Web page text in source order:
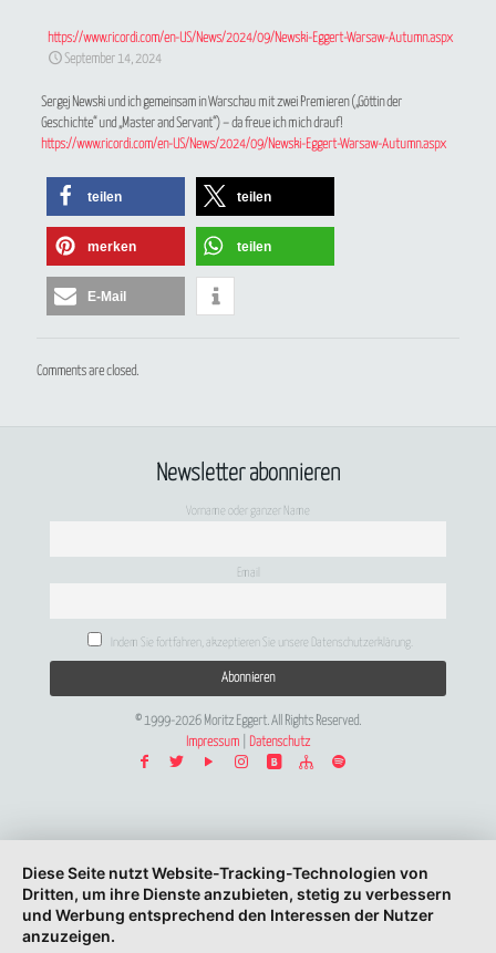
https://www.ricordi.com/en-US/News/2024/09/Newski-Eggert-Warsaw-Autumn.aspx
September 14, 2024
Sergej Newskiund ich gemeinsam in Warschau mit zwei Premieren („Göttin der
Geschichte“ und „Master and Servant“) – da freue ich mich drauf!
https://www.ricordi.com/en-US/News/2024/09/Newski-Eggert-Warsaw-Autumn.aspx
teilen teilen
merken teilen
E-Mail
Comments are closed.
Newsletter abonnieren
Vorname oder ganzer Name
Email
Indem Sie fortfahren, akzeptieren Sie unsere Datenschutzerklärung.
© 1999-2026 Moritz Eggert. All Rights Reserved.
Impressum
Datenschutz
Diese Seite nutzt Website-Tracking-Technologien von
Dritten, um ihre Dienste anzubieten, stetig zu verbessern
und Werbung entsprechend den Interessen der Nutzer
anzuzeigen.